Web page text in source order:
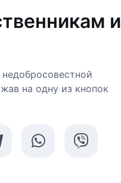
и
на одну из кнопок